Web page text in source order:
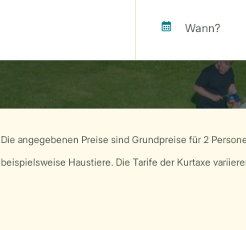
Die angegebenen Preise sind Grundpreise für 2
beispielsweise Haustiere. Die Tarife der Kurtaxe